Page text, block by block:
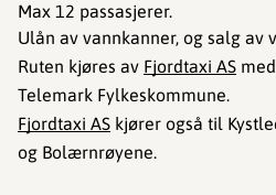
Max 12 passasjerer.
Ulån av vannkanner, og salg av
Ruten kjøres av Fjordtaxi AS
Telemark Fylkeskommune.
Fjordtaxi AS kjører også til
og Bolærnrøyene.